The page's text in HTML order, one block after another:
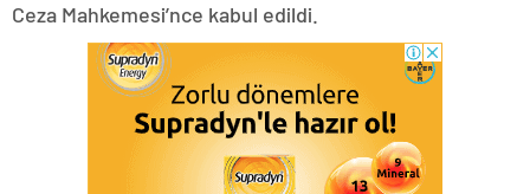
Ceza Mahkemesi’nce kabul edildi.